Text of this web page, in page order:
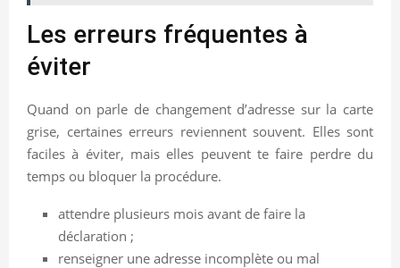
Les erreurs fréquentes à
éviter
Quand on parle de changement d’adresse sur la carte
grise, certaines erreurs reviennent souvent. Elles sont
faciles à éviter, mais elles peuvent te faire perdre du
temps ou bloquer la procédure.
attendre plusieurs mois avant de faire la
déclaration ;
renseigner une adresse incomplète ou mal